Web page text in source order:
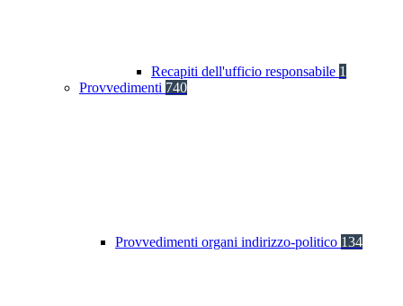
Recapiti dell'ufficio responsabile 1
Provvedimenti 740
Provvedimenti organi indirizzo-politico 134